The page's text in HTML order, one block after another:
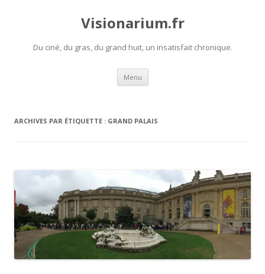
Visionarium.fr
Du ciné, du gras, du grand huit, un insatisfait chronique.
Menu Aller
contenu
ARCHIVES PAR ÉTIQUETTE : GRAND PALAIS